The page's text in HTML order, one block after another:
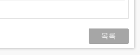
목록